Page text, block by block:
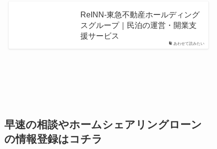
あわせて読みたい
ReINN-東急不動産ホールディング
スグループ｜民泊の運営・開業支
援サービス
早速の相談やホームシェアリングローン
の情報登録はコチラ